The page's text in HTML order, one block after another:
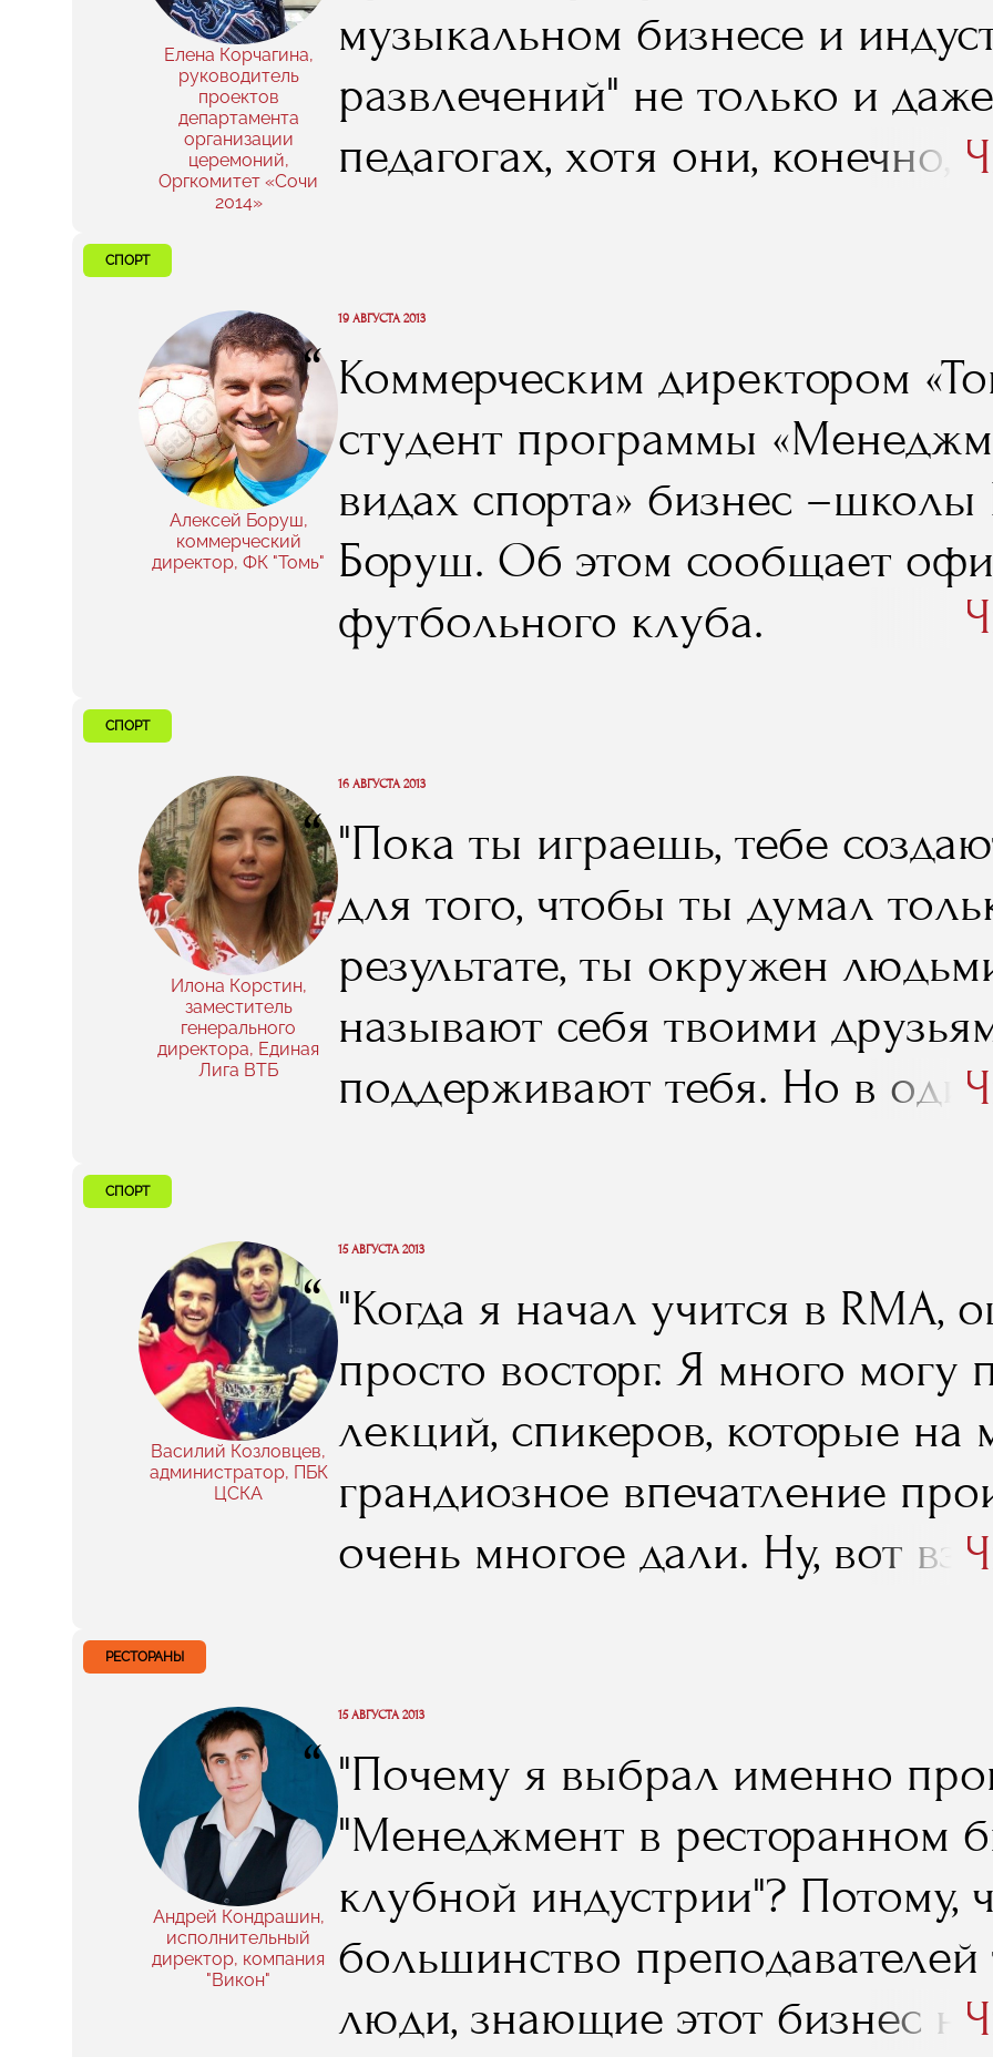
Елена Корчагина,
руководитель
проектов
департамента
организации
церемоний,
Оргкомитет «Сочи
2014»
музыкальном бизнесе и
развлечений" не только и
педагогах, хотя они, конечно,
если бы все ограничивалось
семинарами,
туда, послушать было бы,
Но – не более того. Поэтому,
главную ценность
разработчики программы
в стажировках на самых
интересных событиях,
какие только есть в нашем
СПОРТ
Алексей Боруш,
коммерческий
директор, ФК "Томь"
“
19 АВГУСТА 2013
Коммерческим директором
студент программы
видах спорта» бизнес –школы
Боруш. Об этом сообщает
футбольного клуба.
СПОРТ
Илона Корстин,
заместитель
генерального
директора, Единая
Лига ВТБ
“
16 АВГУСТА 2013
"Пока ты играешь, тебе
для того, чтобы ты думал
результате, ты окружен
называют себя твоими
поддерживают тебя. Но в
придется самостоятельно. С
программа «Менеджмент в
спорта» хороша тем, что
спортсменам, завершившим
индустрии"
СПОРТ
Василий Козловцев,
администратор, ПБК
ЦСКА
“
15 АВГУСТА 2013
"Когда я начал учится в
просто восторг. Я много могу
лекций, спикеров, которые на
грандиозное впечатление
очень многое дали. Ну, вот
специально для нас приезжал,
занятия проводил – кроме как
такого никто не
РЕСТОРАНЫ
Андрей Кондрашин,
исполнительный
директор, компания
"Викон"
“
15 АВГУСТА 2013
"Почему я выбрал именно
"Менеджмент в ресторанном
клубной индустрии"? Потому,
большинство
люди, знающие этот бизнес